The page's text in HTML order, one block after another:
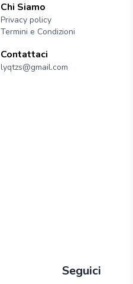
Chi Siamo
Privacy policy
Termini e Condizioni
Contattaci
lyqtzs@gmail.com
Seguici